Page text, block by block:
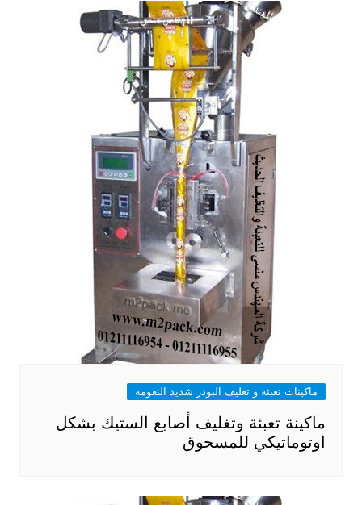
ماكينات تعبئة و تغليف البودر شديد النعومة
ماكينة تعبئة وتغليف أصابع الستيك بشكل
اوتوماتيكي للمسحوق